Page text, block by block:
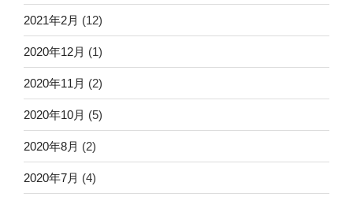
2021年2月 (12)
2020年12月 (1)
2020年11月 (2)
2020年10月 (5)
2020年8月 (2)
2020年7月 (4)